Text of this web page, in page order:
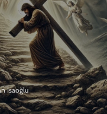
İsaoğlu